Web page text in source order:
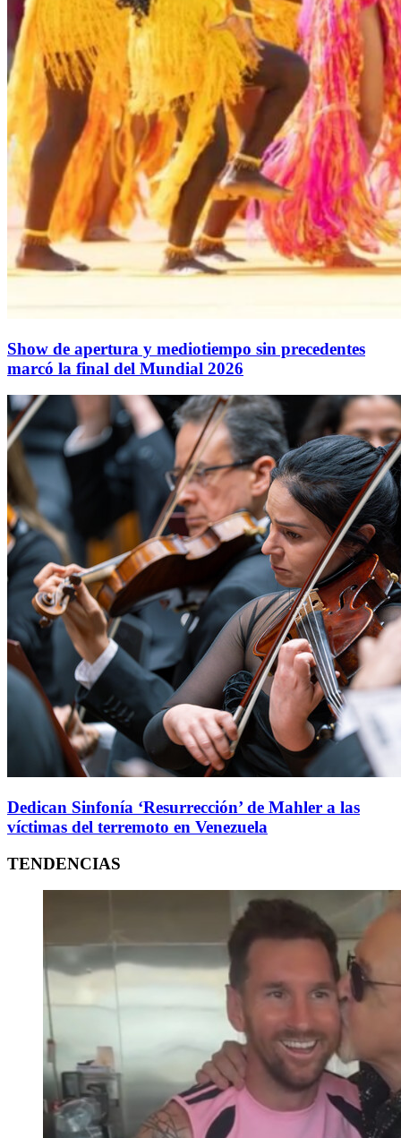
Show de apertura y mediotiempo sin precedentes
marcó la final del Mundial 2026
Dedican Sinfonía ‘Resurrección’ de Mahler a las
víctimas del terremoto en Venezuela
TENDENCIAS